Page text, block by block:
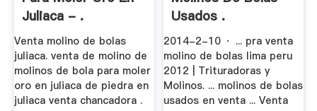
Juliaca - .
Venta molino de bolas
juliaca. venta de molino de
molinos de bola para moler
oro en juliaca de piedra en
juliaca venta chancadora .
Usados .
2014-2-10 · ... pra venta
molino de bolas lima peru
2012 | Trituradoras y
Molinos. ... molinos de bolas
usados en venta ... Venta